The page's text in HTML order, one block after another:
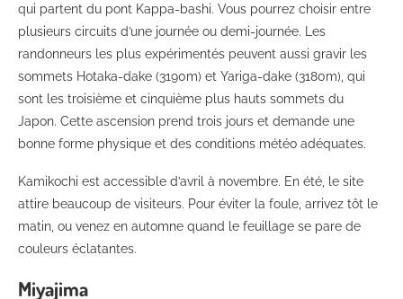
qui partent du pont Kappa-bashi. Vous pourrez choisir entre
plusieurs circuits d’une journée ou demi-journée. Les
randonneurs les plus expérimentés peuvent aussi gravir les
sommets Hotaka-dake (3190m) et Yariga-dake (3180m), qui
sont les troisième et cinquième plus hauts sommets du
Japon. Cette ascension prend trois jours et demande une
bonne forme physique et des conditions météo adéquates.
Kamikochi est accessible d’avril à novembre. En été, le site
attire beaucoup de visiteurs. Pour éviter la foule, arrivez tôt le
matin, ou venez en automne quand le feuillage se pare de
couleurs éclatantes.
Miyajima